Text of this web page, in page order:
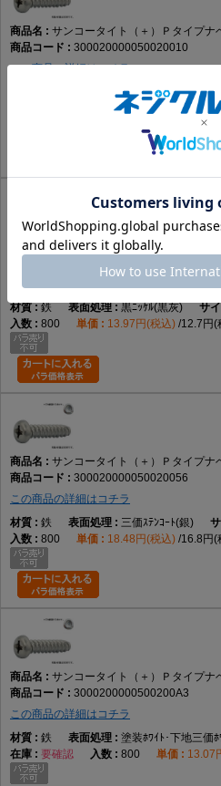
サンコータイト（＋）Ｐタイプナ
300020000050020010
この商品の詳細はコチラ
BC(黒) 5
10.27円(税抜)
サンコータイト（＋）Ｐタイプナベ
この商品の詳細はコチラ
鉄
黒ﾆｯｹﾙ(黒灰)
800
13.97円(税込) 12.7円(
サンコータイト（＋）Ｐタイプナ
300020000050020056
この商品の詳細はコチラ
鉄
三価ｽﾃﾝｺｰﾄ(銀)
800
18.48円(税込) 16.8円(
サンコータイト（＋）Ｐタイプナ
3000200000500200A3
この商品の詳細はコチラ
鉄
塗装ﾎﾜｲﾄ･下地三価ﾎ
要確認
800 13.07